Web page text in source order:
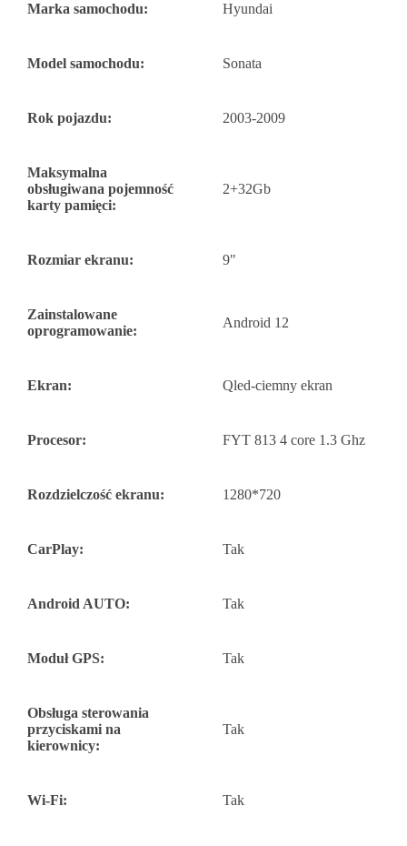
Marka samochodu: Hyundai
Model samochodu: Sonata
Rok pojazdu: 2003-2009
Maksymalna
obsługiwana pojemność
karty pamięci:
2+32Gb
Rozmiar ekranu: 9"
Zainstalowane
oprogramowanie:
Android 12
Ekran: Qled-ciemny ekran
Procesor: FYT 813 4 core 1.3 Ghz
Rozdzielczość ekranu: 1280*720
CarPlay: Tak
Android AUTO: Tak
Moduł GPS: Tak
Obsługa sterowania
przyciskami na
kierownicy:
Tak
Wi-Fi: Tak